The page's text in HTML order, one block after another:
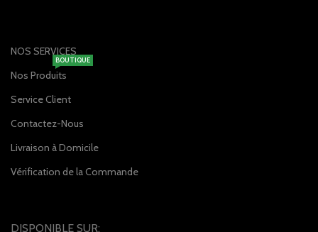
NOS SERVICES
Nos Produits
BOUTIQUE
Service Client
Contactez-Nous
Livraison à Domicile
Vérification de la Commande
DISPONIBLE SUR: